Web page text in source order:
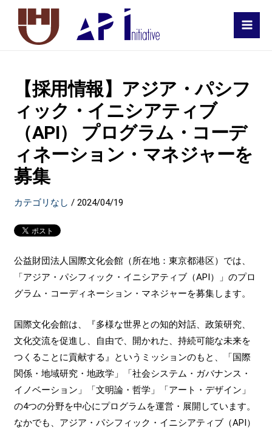
【採用情報】アジア・パシフ
ィック・イニシアティブ
（API） プログラム・コーデ
ィネーション・マネジャーを
募集
カテゴリなし /2024/04/19
公益財団法人国際文化会館（所在地：東京都港区）では、
「アジア・パシフィック・イニシアティブ（API）」のプロ
グラム・コーディネーション・マネジャーを募集します。
国際文化会館は、『多様な世界との知的対話、政策研究、
文化交流を促進し、自由で、開かれた、持続可能な未来を
つくることに貢献する』というミッションのもと、「国際
関係・地域研究・地政学」「社会システム・ガバナンス・
イノベーション」「文明論・哲学」「アート・デザイン」
の4つの分野を中心にプログラムを運営・展開しています。
なかでも、アジア・パシフィック・イニシアティブ（API）